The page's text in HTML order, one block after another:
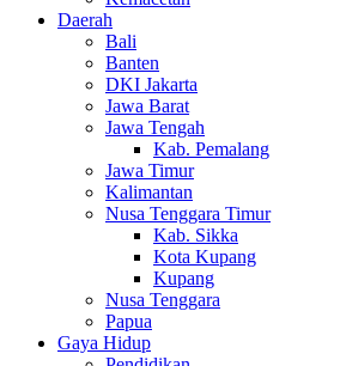
Daerah
Bali
Banten
DKI Jakarta
Jawa Barat
Jawa Tengah
Kab. Pemalang
Jawa Timur
Kalimantan
Nusa Tenggara Timur
Kab. Sikka
Kota Kupang
Kupang
Nusa Tenggara
Papua
Gaya Hidup